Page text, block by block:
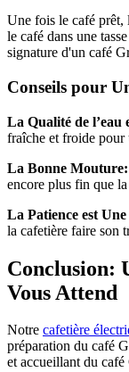
Une fois le café prêt,
le café dans une
signature d'un café
Conseils pour
La Qualité de l’eau
fraîche et froide pour
La Bonne Mouture:
encore plus fin que
La Patience est
la cafetière faire son
Conclusion:
Vous Attend
Notre cafetière
préparation du café
et accueillant du